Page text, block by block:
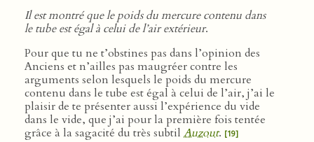
Il est montré que le poids du mercure contenu dans
le tube est égal à celui de l’air extérieur.
Pour que tu ne t’obstines pas dans l’opinion des
Anciens et n’ailles pas maugréer contre les
arguments selon lesquels le poids du mercure
contenu dans le tube est égal à celui de l’air, j’ai le
plaisir de te présenter aussi l’expérience du vide
dans le vide, que j’ai pour la première fois tentée
grâce à la sagacité du très subtil Auzout. [19]